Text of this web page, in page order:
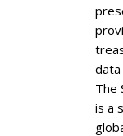
data
The
is a